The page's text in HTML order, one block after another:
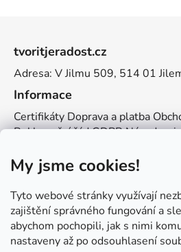
My jsme cookies!
Tyto webové stránky využívají
zajištění správného fungování a
abychom pochopili, jak s nimi
nastaveny až po odsouhlasení
tvoritjeradost.cz
Adresa: V Jilmu 509, 514 01
Informace
Certifikáty Doprava a platba
Reklamační řádGDPRNávody a
Kontakt
info@zemetvoreni.cz Míša:605
Adél:775 683 521
Zemětvoření